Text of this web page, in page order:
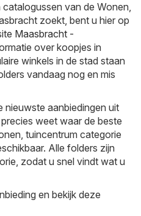
van de Wonen,
zoekt, bent u hier op
Maasbracht -
over koopjes in
winkels in de stad staan
vandaag nog en mis
nieuwste aanbiedingen uit
weet waar de beste
tuincentrum categorie
Alle folders zijn
zodat u snel vindt wat u
en bekijk deze